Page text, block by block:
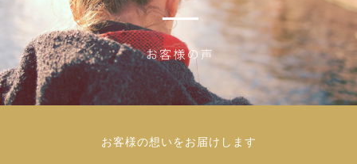
お客様の想いをお届けします